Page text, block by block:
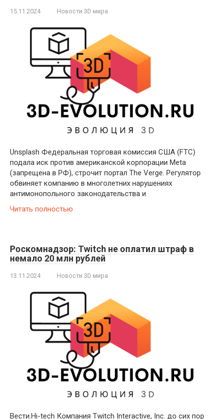
15.11.2024 Новости 3D мира
Unsplash Федеральная торговая комиссия США (FTC)
подала иск против американской корпорации Meta
(запрещена в РФ), строчит портал The Verge. Регулятор
обвиняет компанию в многолетних нарушениях
антимонопольного законодательства и
Читать полностью
Роскомнадзор: Twitch не оплатил штраф в
немало 20 млн рублей
13.11.2024 Новости 3D мира
Вести.Hi-tech Компания Twitch Interactive, Inc. до сих пор